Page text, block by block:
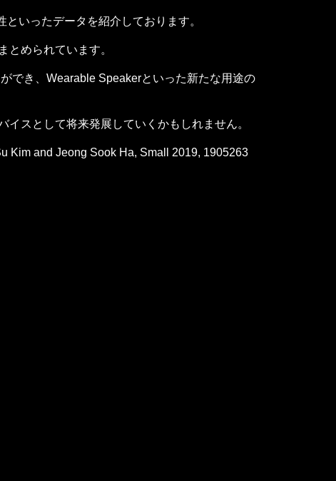
いったデータを紹介しております。
とめられています。
でき、Wearable Speakerといった新たな用途の
スとして将来発展していくかもしれません。
Kim and Jeong Sook Ha, Small 2019, 1905263